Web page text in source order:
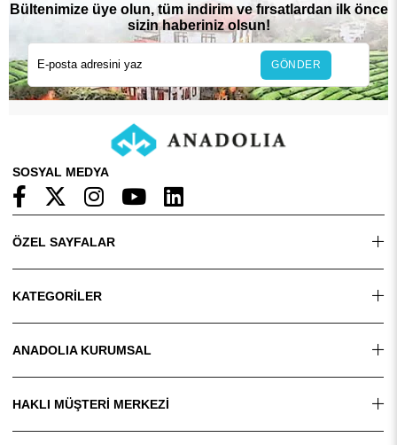
Bültenimize üye olun, tüm indirim ve fırsatlardan ilk önce
sizin haberiniz olsun!
GÖNDER
SOSYAL MEDYA
ÖZEL SAYFALAR
KATEGORİLER
ANADOLIA KURUMSAL
HAKLI MÜŞTERİ MERKEZİ